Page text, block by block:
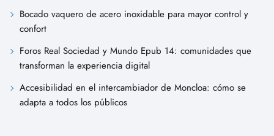
Bocado vaquero de acero inoxidable para mayor control y
confort
Foros Real Sociedad y Mundo Epub 14: comunidades que
transforman la experiencia digital
Accesibilidad en el intercambiador de Moncloa: cómo se
adapta a todos los públicos